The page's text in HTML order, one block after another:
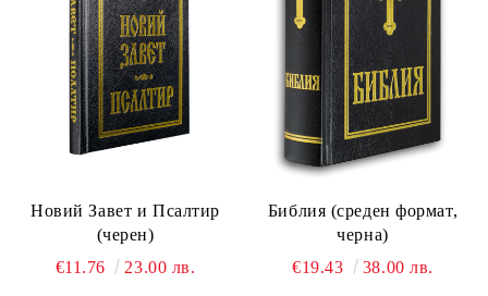
Новий Завет и Псалтир
(черен)
€11.76
23.00 лв.
Библия (среден формат,
черна)
€19.43
38.00 лв.